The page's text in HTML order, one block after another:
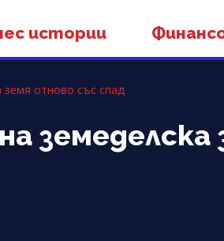
истории
отново със спад